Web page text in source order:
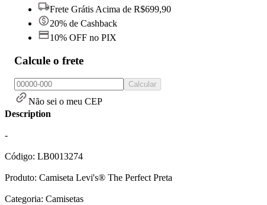
Frete Grátis Acima de R$699,90
20% de Cashback
10% OFF no PIX
Calcule o frete
Calcular
Não sei o meu CEP
Description
-
Código: LB0013274
Produto: Camiseta Levi's® The Perfect Preta
Categoria: Camisetas